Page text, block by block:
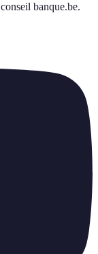
conseil banque.be.